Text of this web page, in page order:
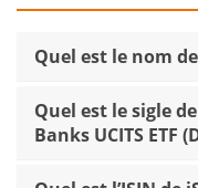
Quel est le nom de
Quel est le sigle
Banks UCITS ETF